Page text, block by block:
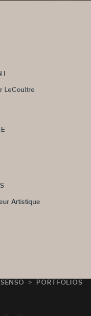
LeCoultre
Artistique
PORTFOLIOS